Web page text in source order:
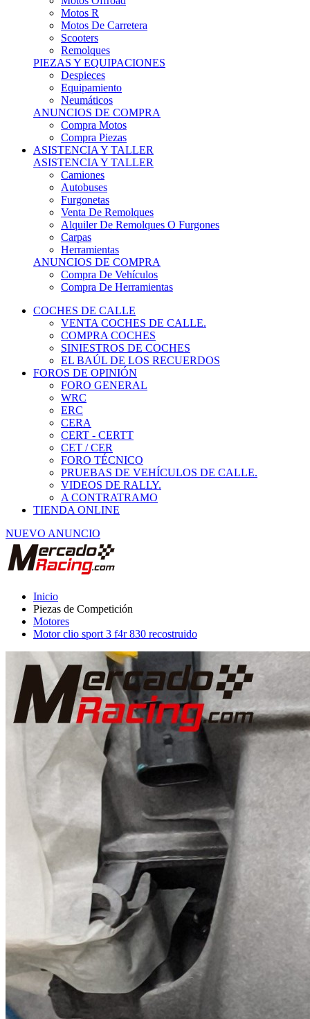
Motos R
Motos De Carretera
Scooters
Remolques
PIEZAS Y EQUIPACIONES
Despieces
Equipamiento
Neumáticos
ANUNCIOS DE COMPRA
Compra Motos
Compra Piezas
ASISTENCIA Y TALLER
ASISTENCIA Y TALLER
Camiones
Autobuses
Furgonetas
Venta De Remolques
Alquiler De Remolques O Furgones
Carpas
Herramientas
ANUNCIOS DE COMPRA
Compra De Vehículos
Compra De Herramientas
COCHES DE CALLE
VENTA COCHES DE CALLE.
COMPRA COCHES
SINIESTROS DE COCHES
EL BAÚL DE LOS RECUERDOS
FOROS DE OPINIÓN
FORO GENERAL
WRC
ERC
CERA
CERT - CERTT
CET / CER
FORO TÉCNICO
PRUEBAS DE VEHÍCULOS DE CALLE.
VIDEOS DE RALLY.
A CONTRATRAMO
TIENDA ONLINE
NUEVO ANUNCIO
Inicio
Piezas de Competición
Motores
Motor clio sport 3 f4r 830 recostruido